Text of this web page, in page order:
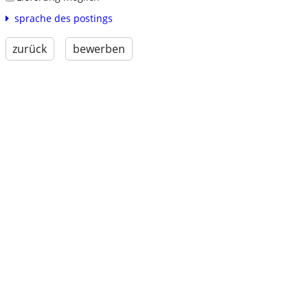
sprache des postings
zurück bewerben